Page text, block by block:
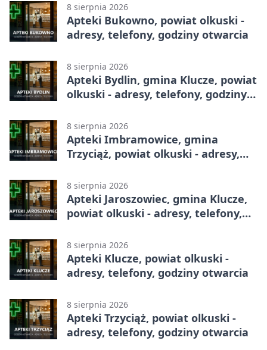
8 sierpnia 2026
Apteki Bukowno, powiat olkuski -
adresy, telefony, godziny otwarcia
8 sierpnia 2026
Apteki Bydlin, gmina Klucze, powiat
olkuski - adresy, telefony, godziny
8 sierpnia 2026
Apteki Imbramowice, gmina
Trzyciąż, powiat olkuski - adresy,
8 sierpnia 2026
Apteki Jaroszowiec, gmina Klucze,
powiat olkuski - adresy, telefony,
8 sierpnia 2026
Apteki Klucze, powiat olkuski -
adresy, telefony, godziny otwarcia
8 sierpnia 2026
Apteki Trzyciąż, powiat olkuski -
adresy, telefony, godziny otwarcia